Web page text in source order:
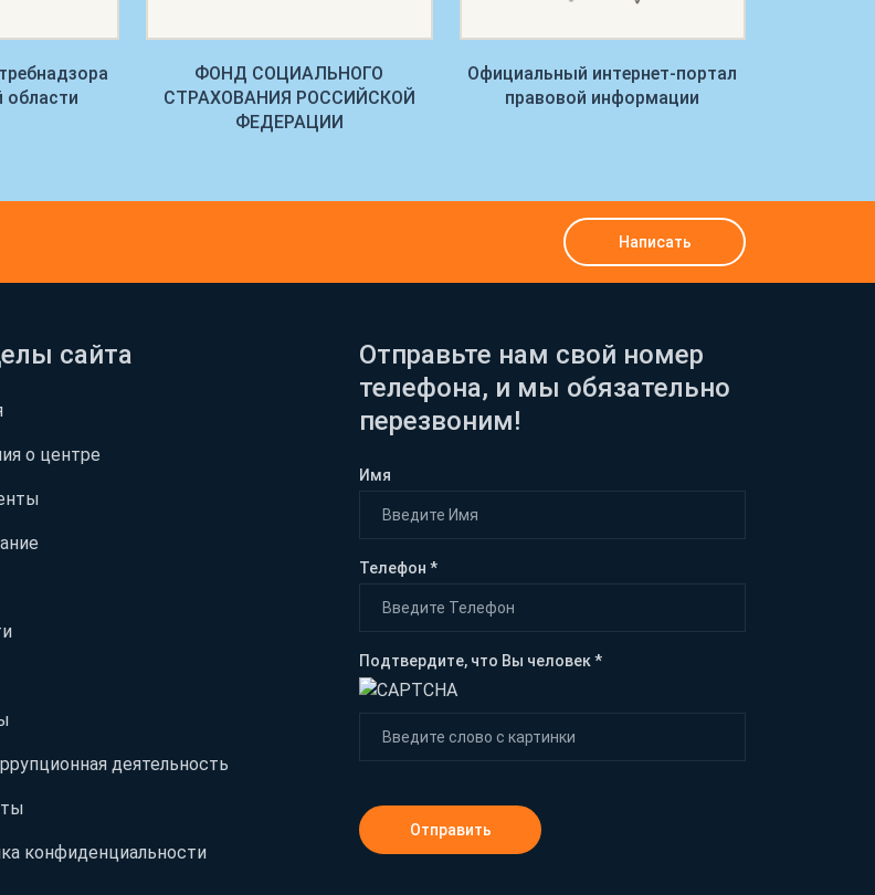
области
ФОНД СОЦИАЛЬНОГО
СТРАХОВАНИЯ РОССИЙСКОЙ
ФЕДЕРАЦИИ
Официальный интернет-портал
правовой информации
Написать
сайта
о центре
деятельность
конфиденциальности
Отправьте нам свой номер
телефона, и мы обязательно
перезвоним!
Имя
Телефон *
Подтвердите, что Вы человек *
Отправить